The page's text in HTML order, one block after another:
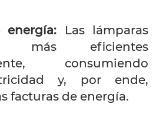
energía:
Las lámparas
más eficientes
consumiendo
y, por ende,
facturas de energía.